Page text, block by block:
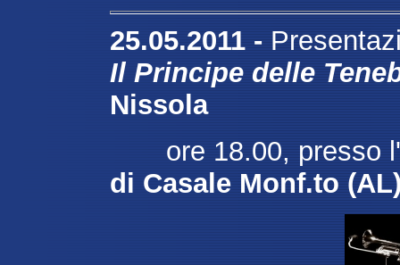
25.05.2011 -
Il Principe delle
Nissola
ore 18.00, presso
di Casale Monf.to